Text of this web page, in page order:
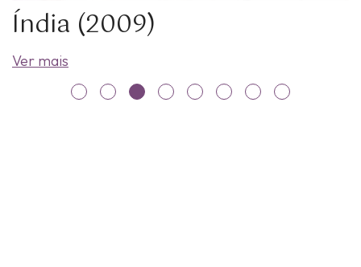
Índia (2009)
Ver mais